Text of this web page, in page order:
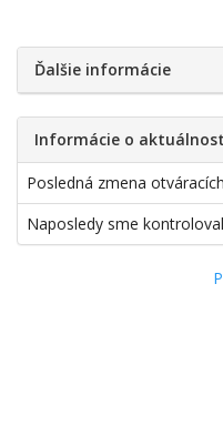
Ďalšie informácie
Informácie o
Posledná zmena
Naposledy sme